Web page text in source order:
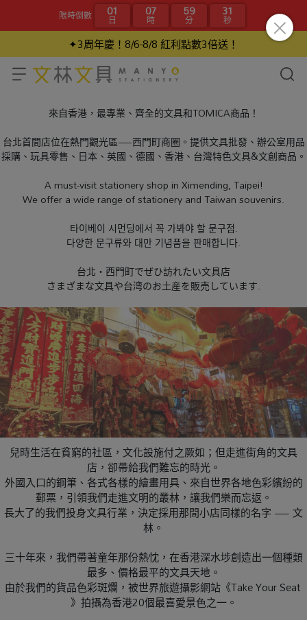
限時倒數 01
日 07
時 59
分 31
秒
✦3周年慶！8/6-8/8 紅利點數3倍送！
來自香港，最專業、齊全的文具和TOMICA商品！
台北首間店位在熱門觀光區—西門町商圈。提供文具批發、辦公室用品
採購、玩具零售、日本、英國、德國、香港、台灣特色文具&文創商品。
A must-visit stationery shop in Ximending, Taipei!
We offer a wide range of stationery and Taiwan souvenirs.
타이베이 시먼딩에서 꼭 가봐야 할 문구점.
다양한 문구류와 대만 기념품을 판매합니다.
台北・西門町でぜひ訪れたい文具店
さまざまな文具や台湾のお土産を販売しています.
兒時生活在貧窮的社區，文化設施付之厥如；但走進街角的文具
店，卻帶給我們難忘的時光。
外國入口的鋼筆、各式各樣的繪畫用具、來自世界各地色彩繽紛的
郵票，引領我們走進文明的叢林，讓我們樂而忘返。
長大了的我們投身文具行業，決定採用那間小店同樣的名字 — 文
林。
三十年來，我們帶著童年那份熱忱，在香港深水埗創造出一個種類
最多、價格最平的文具天地。
由於我們的貨品色彩斑爛，被世界旅遊攝影網站《Take Your Seat
》拍攝為香港20個最喜愛景色之一。